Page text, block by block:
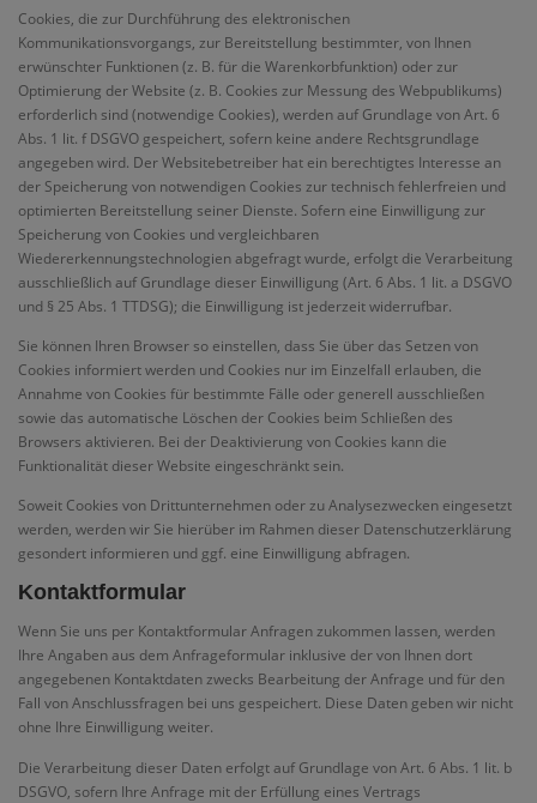
Cookies, die zur Durchführung des elektronischen
Kommunikationsvorgangs, zur Bereitstellung bestimmter, von Ihnen
erwünschter Funktionen (z. B. für die Warenkorbfunktion) oder zur
Optimierung der Website (z. B. Cookies zur Messung des Webpublikums)
erforderlich sind (notwendige Cookies), werden auf Grundlage von Art. 6
Abs. 1 lit. f DSGVO gespeichert, sofern keine andere Rechtsgrundlage
angegeben wird. Der Websitebetreiber hat ein berechtigtes Interesse an
der Speicherung von notwendigen Cookies zur technisch fehlerfreien und
optimierten Bereitstellung seiner Dienste. Sofern eine Einwilligung zur
Speicherung von Cookies und vergleichbaren
Wiedererkennungstechnologien abgefragt wurde, erfolgt die Verarbeitung
ausschließlich auf Grundlage dieser Einwilligung (Art. 6 Abs. 1 lit. a DSGVO
und § 25 Abs. 1 TTDSG); die Einwilligung ist jederzeit widerrufbar.
Sie können Ihren Browser so einstellen, dass Sie über das Setzen von
Cookies informiert werden und Cookies nur im Einzelfall erlauben, die
Annahme von Cookies für bestimmte Fälle oder generell ausschließen
sowie das automatische Löschen der Cookies beim Schließen des
Browsers aktivieren. Bei der Deaktivierung von Cookies kann die
Funktionalität dieser Website eingeschränkt sein.
Soweit Cookies von Drittunternehmen oder zu Analysezwecken eingesetzt
werden, werden wir Sie hierüber im Rahmen dieser Datenschutzerklärung
gesondert informieren und ggf. eine Einwilligung abfragen.
Kontaktformular
Wenn Sie uns per Kontaktformular Anfragen zukommen lassen, werden
Ihre Angaben aus dem Anfrageformular inklusive der von Ihnen dort
angegebenen Kontaktdaten zwecks Bearbeitung der Anfrage und für den
Fall von Anschlussfragen bei uns gespeichert. Diese Daten geben wir nicht
ohne Ihre Einwilligung weiter.
Die Verarbeitung dieser Daten erfolgt auf Grundlage von Art. 6 Abs. 1 lit. b
DSGVO, sofern Ihre Anfrage mit der Erfüllung eines Vertrags